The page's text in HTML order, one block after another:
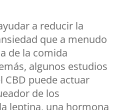
a reducir la
que a menudo
de la comida
algunos estudios
CBD puede actuar
de los
leptina, una hormona